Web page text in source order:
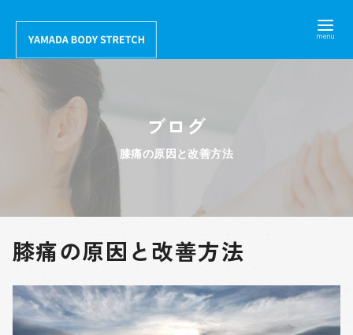
テ
ブログ
膝痛の原因と改善方法
膝痛の原因と改善方法